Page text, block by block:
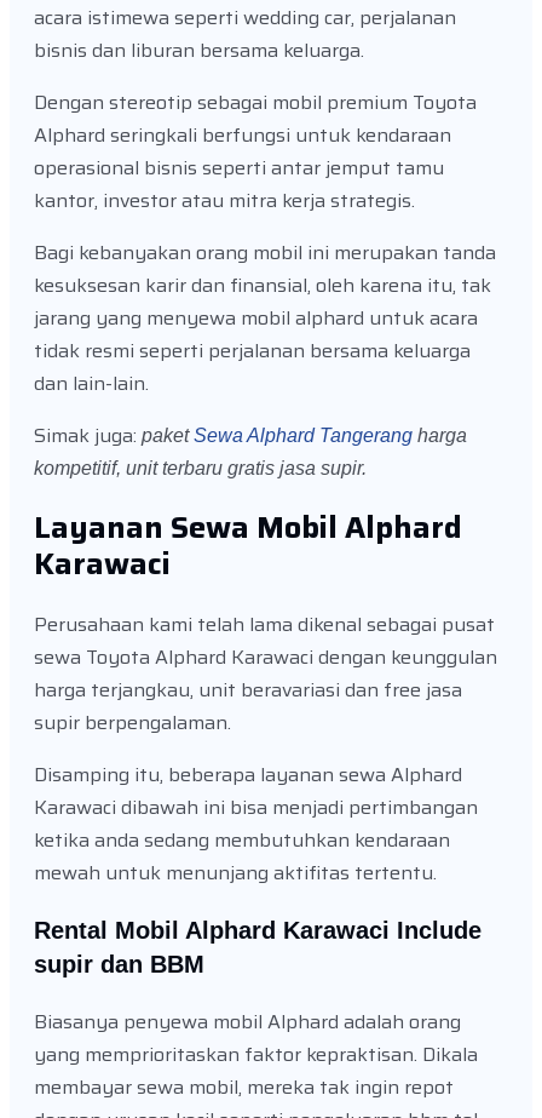
acara istimewa seperti wedding car, perjalanan
bisnis dan liburan bersama keluarga.
Dengan stereotip sebagai mobil premium Toyota
Alphard seringkali berfungsi untuk kendaraan
operasional bisnis seperti antar jemput tamu
kantor, investor atau mitra kerja strategis.
Bagi kebanyakan orang mobil ini merupakan tanda
kesuksesan karir dan finansial, oleh karena itu, tak
jarang yang menyewa mobil alphard untuk acara
tidak resmi seperti perjalanan bersama keluarga
dan lain-lain.
Simak juga: paketSewa Alphard Tangerang harga
kompetitif, unit terbaru gratis jasa supir.
Layanan Sewa Mobil Alphard
Karawaci
Perusahaan kami telah lama dikenal sebagai pusat
sewa Toyota Alphard Karawaci dengan keunggulan
harga terjangkau, unit beravariasi dan free jasa
supir berpengalaman.
Disamping itu, beberapa layanan sewa Alphard
Karawaci dibawah ini bisa menjadi pertimbangan
ketika anda sedang membutuhkan kendaraan
mewah untuk menunjang aktifitas tertentu.
Rental Mobil Alphard Karawaci Include
supir dan BBM
Biasanya penyewa mobil Alphard adalah orang
yang memprioritaskan faktor kepraktisan. Dikala
membayar sewa mobil, mereka tak ingin repot